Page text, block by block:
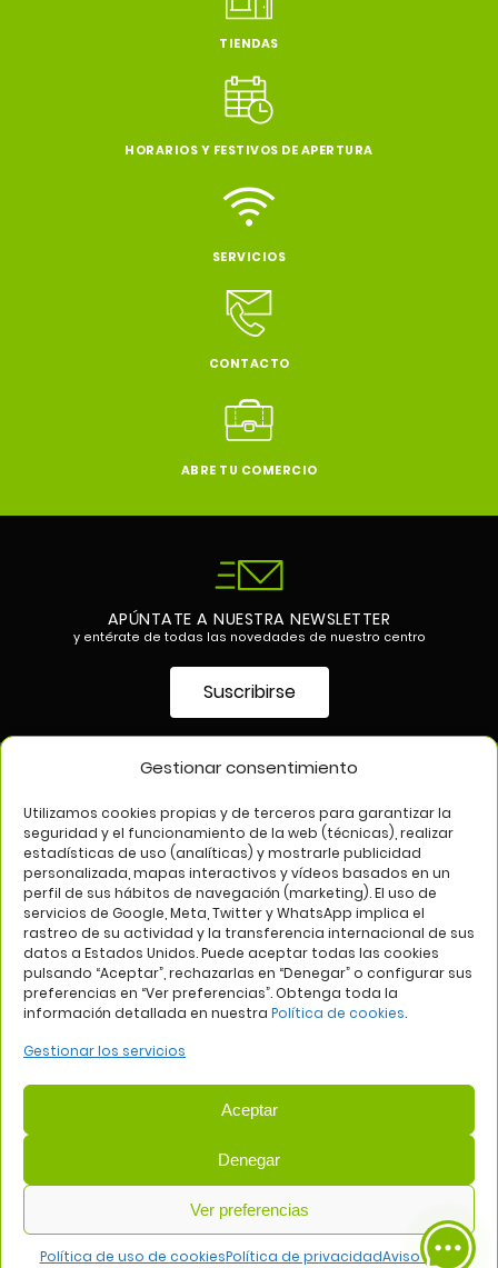
Gestionar consentimiento
Utilizamos cookies propias y de terceros para garantizar la
seguridad y el funcionamiento de la web (técnicas), realizar
estadísticas de uso (analíticas) y mostrarle publicidad
personalizada, mapas interactivos y vídeos basados en un
perfil de sus hábitos de navegación (marketing). El uso de
servicios de Google, Meta, Twitter y WhatsApp implica el
rastreo de su actividad y la transferencia internacional de sus
datos a Estados Unidos. Puede aceptar todas las cookies
pulsando “Aceptar”, rechazarlas en “Denegar” o configurar sus
preferencias en “Ver preferencias”. Obtenga toda la
información detallada en nuestra Política de cookies.
Gestionar los servicios
Aceptar
Denegar
Ver preferencias
Política de uso de cookiesPolítica de privacidadAviso legal
TIENDAS
HORARIOS Y FESTIVOS DE APERTURA
SERVICIOS
CONTACTO
ABRE TU COMERCIO
APÚNTATE A NUESTRA NEWSLETTER
y entérate de todas las novedades de nuestro centro
Suscribirse
Aviso legal Política de privacidad
Política de cookies
Web: Bannister Global
PLAZA DE ALUCHE— NIF: H81419202
Avda. de los Poblados, 58, 28044 Madrid | Tel: 915090934 | Email:
direccion@centrocomercialplazadealuche.es